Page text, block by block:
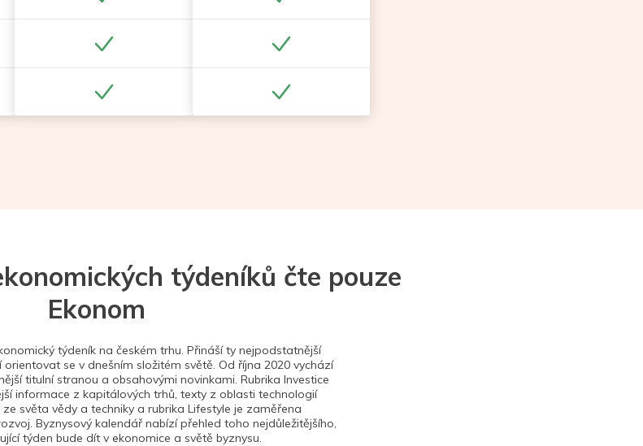
týdeníků čte pouze
Ekonom
týdeník na českém trhu. Přináší ty nejpodstatnější
se v dnešním složitém světě. Od října 2020 vychází
titulní stranou a obsahovými novinkami. Rubrika Investice
informace z kapitálových trhů, texty z oblasti technologií
světa vědy a techniky a rubrika Lifestyle je zaměřena
Byznysový kalendář nabízí přehled toho nejdůležitějšího,
týden bude dít v ekonomice a světě byznysu.